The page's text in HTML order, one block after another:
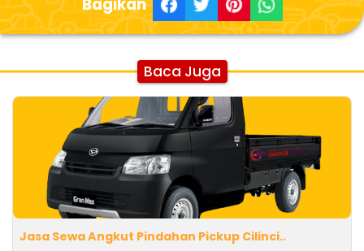
Baca Juga
Jasa Sewa Angkut Pindahan Pickup Cilinci..